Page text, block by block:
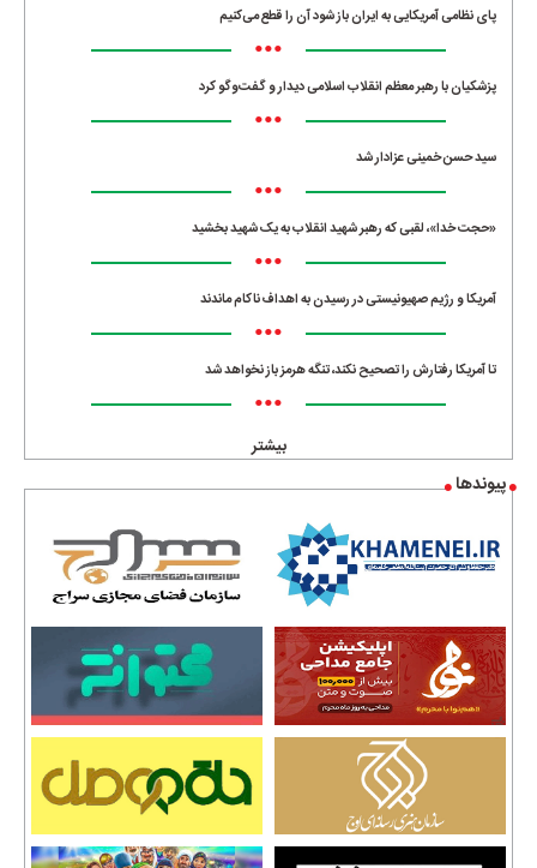
پای نظامی آمریکایی به ایران باز شود آن را قطع می‌کنیم
•••
پزشکیان با رهبر معظم انقلاب اسلامی دیدار و گفت‌وگو کرد
•••
سید حسن خمینی عزادار شد
•••
«حجت خدا»، لقبی که رهبر شهید انقلاب به یک شهید بخشید
•••
آمریکا و رژیم صهیونیستی در رسیدن به اهداف ناکام ماندند
•••
تا آمریکا رفتارش را تصحیح نکند، تنگه هرمز باز نخواهد شد
•••
بیشتر
پیوندها